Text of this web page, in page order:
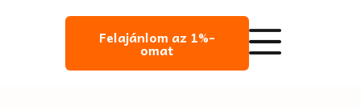
Felajánlom az 1%-
omat